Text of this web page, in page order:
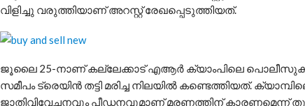
വിളിച്ചു വരുത്തിയാണ് അറസ്റ്റ് രേഖപ്പെടുത്തിയത്.
ജൂലൈ 25-നാണ് കല്ലേക്കാട് എആർ ക്യാംപിലെ
സമീപം ട്രെയിൻ തട്ടി മരിച്ച നിലയിൽ കണ്ടെത്തിയത്.
ജാതിവിവേചനവും പീഡനവുമാണ് മരണത്തിന് കാരണമെന്ന്